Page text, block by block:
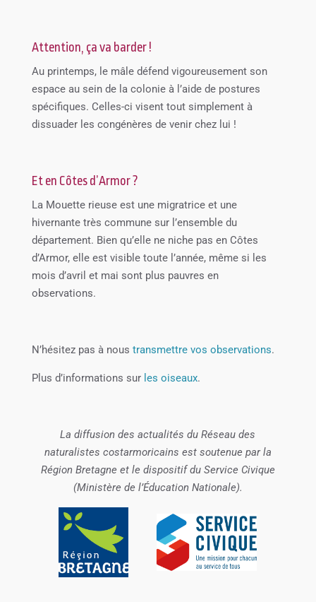
Attention, ça va barder !
Au printemps, le mâle défend vigoureusement son
espace au sein de la colonie à l’aide de postures
spécifiques. Celles-ci visent tout simplement à
dissuader les congénères de venir chez lui !
Et en Côtes d’Armor ?
La Mouette rieuse est une migratrice et une
hivernante très commune sur l’ensemble du
département. Bien qu’elle ne niche pas en Côtes
d’Armor, elle est visible toute l’année, même si les
mois d’avril et mai sont plus pauvres en
observations.
N’hésitez pas à nous transmettre vos observations.
Plus d’informations sur les oiseaux.
La diffusion des actualités du Réseau des
naturalistes costarmoricains est soutenue par la
Région Bretagne et le dispositif du Service Civique
(Ministère de l’Éducation Nationale).